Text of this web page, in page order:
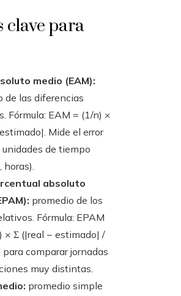
clave para
medio (EAM):
de las diferencias
Fórmula: EAM = (1/n) ×
Mide el error
de tiempo
horas).
absoluto
promedio de los
Fórmula: EPAM
× Σ (|real − estimado| /
para comparar jornadas
muy distintas.
promedio simple